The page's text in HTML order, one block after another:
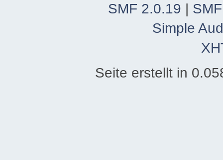
SMF 2.0.19 |
Simple
Seite erstellt in